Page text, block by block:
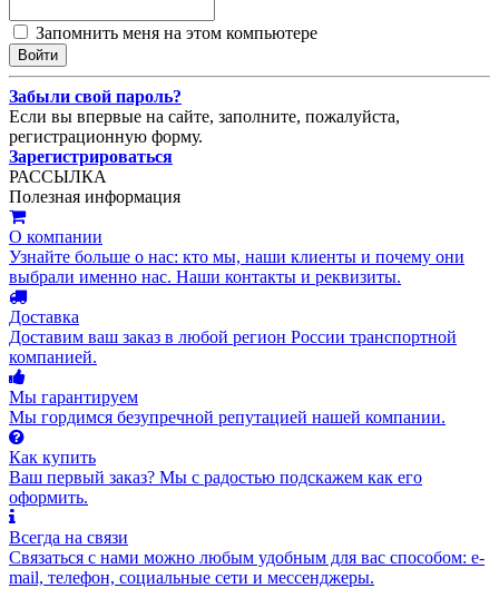
Запомнить меня на этом компьютере
Забыли свой пароль?
Если вы впервые на сайте, заполните, пожалуйста,
регистрационную форму.
Зарегистрироваться
РАССЫЛКА
Полезная информация
О компании
Узнайте больше о нас: кто мы, наши клиенты и почему они
выбрали именно нас. Наши контакты и реквизиты.
Доставка
Доставим ваш заказ в любой регион России транспортной
компанией.
Мы гарантируем
Мы гордимся безупречной репутацией нашей компании.
Как купить
Ваш первый заказ? Мы с радостью подскажем как его
оформить.
Всегда на связи
Связаться с нами можно любым удобным для вас способом: e-
mail, телефон, социальные сети и мессенджеры.